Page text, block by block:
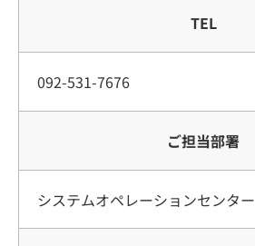
TEL
092-531-7676
ご担当部署
システムオペレーションセンター